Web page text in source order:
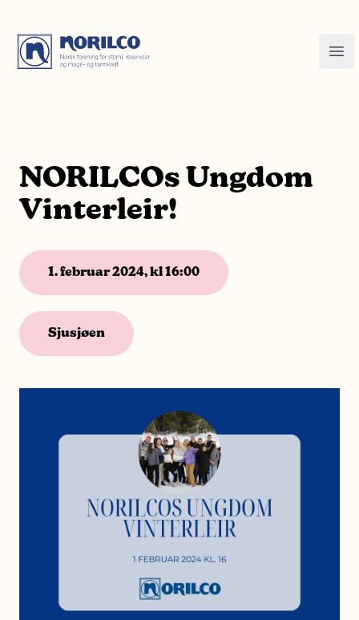
NORILCOs Ungdom
Vinterleir!
1. februar 2024, kl 16:00
Sjusjøen